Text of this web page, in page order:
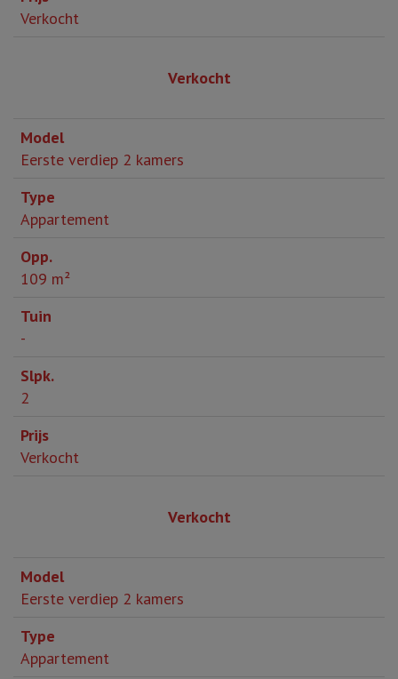
Verkocht
Verkocht
Eerste verdiep 2 kamers
Appartement
109 m²
-
2
Verkocht
Verkocht
Eerste verdiep 2 kamers
Appartement